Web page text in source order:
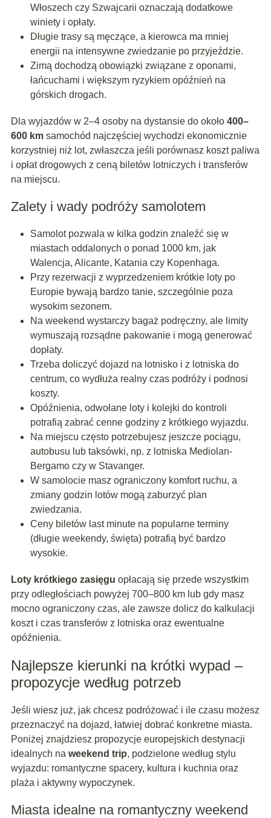
Włoszech czy Szwajcarii oznaczają dodatkowe
winiety i opłaty.
Długie trasy są męczące, a kierowca ma mniej
energii na intensywne zwiedzanie po przyjeździe.
Zimą dochodzą obowiązki związane z oponami,
łańcuchami i większym ryzykiem opóźnień na
górskich drogach.
Dla wyjazdów w 2–4 osoby na dystansie do około 400–
600 kmsamochód najczęściej wychodzi ekonomicznie
korzystniej niż lot, zwłaszcza jeśli porównasz koszt paliwa
i opłat drogowych z ceną biletów lotniczych i transferów
na miejscu.
Zalety i wady podróży samolotem
Samolot pozwala w kilka godzin znaleźć się w
miastach oddalonych o ponad 1000 km, jak
Walencja, Alicante, Katania czy Kopenhaga.
Przy rezerwacji z wyprzedzeniem krótkie loty po
Europie bywają bardzo tanie, szczególnie poza
wysokim sezonem.
Na weekend wystarczy bagaż podręczny, ale limity
wymuszają rozsądne pakowanie i mogą generować
dopłaty.
Trzeba doliczyć dojazd na lotnisko i z lotniska do
centrum, co wydłuża realny czas podróży i podnosi
koszty.
Opóźnienia, odwołane loty i kolejki do kontroli
potrafią zabrać cenne godziny z krótkiego wyjazdu.
Na miejscu często potrzebujesz jeszcze pociągu,
autobusu lub taksówki, np. z lotniska Mediolan-
Bergamo czy w Stavanger.
W samolocie masz ograniczony komfort ruchu, a
zmiany godzin lotów mogą zaburzyć plan
zwiedzania.
Ceny biletów last minute na popularne terminy
(długie weekendy, święta) potrafią być bardzo
wysokie.
Loty krótkiego zasięgu opłacają się przede wszystkim
przy odległościach powyżej 700–800 km lub gdy masz
mocno ograniczony czas, ale zawsze dolicz do kalkulacji
koszt i czas transferów z lotniska oraz ewentualne
opóźnienia.
Najlepsze kierunki na krótki wypad –
propozycje według potrzeb
Jeśli wiesz już, jak chcesz podróżować i ile czasu możesz
przeznaczyć na dojazd, łatwiej dobrać konkretne miasta.
Poniżej znajdziesz propozycje europejskich destynacji
idealnych na weekend trip, podzielone według stylu
wyjazdu: romantyczne spacery, kultura i kuchnia oraz
plaża i aktywny wypoczynek.
Miasta idealne na romantyczny weekend